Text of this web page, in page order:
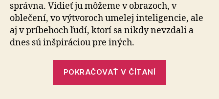
správna. Vidieť ju môžeme v obrazoch, v
oblečení, vo výtvoroch umelej inteligencie, ale
aj v príbehoch ľudí, ktorí sa nikdy nevzdali a
dnes sú inšpiráciou pre iných.
POKRAČOVAŤ V ČÍTANÍ